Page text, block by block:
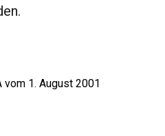
vom 1. August 2001